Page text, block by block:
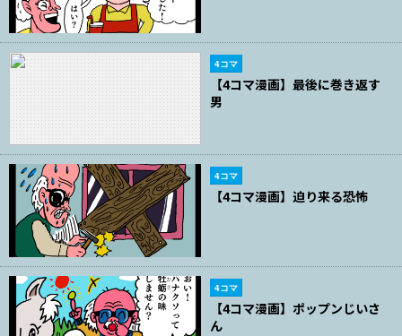
4コマ
【4コマ漫画】最後に巻き返す
男
4コマ
【4コマ漫画】迫り来る恐怖
4コマ
【4コマ漫画】ポップンじいさ
ん